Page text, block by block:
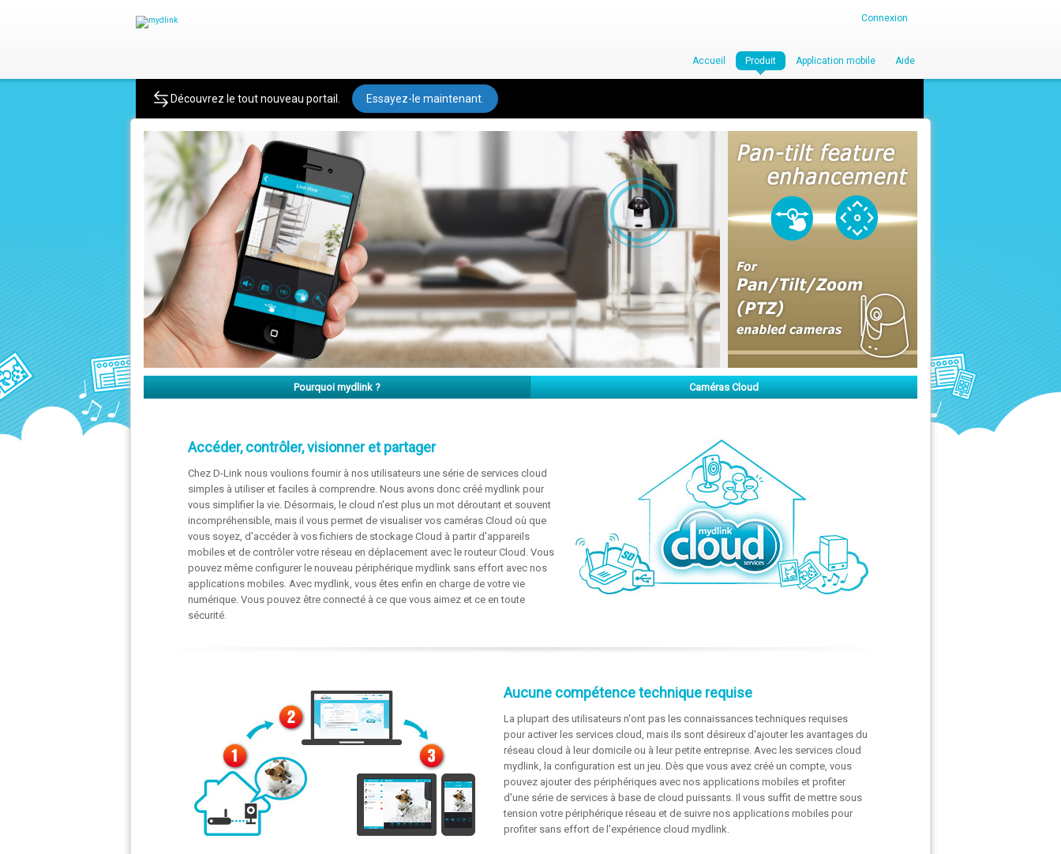
Connexion
Accueil Produit Application mobile Aide
Découvrez le tout nouveau portail. Essayez-le maintenant.
Produit
Pourquoi mydlink ? Caméras Cloud
Accéder, contrôler, visionner et partager
Chez D-Link nous voulions fournir à nos utilisateurs une série de services cloud
simples à utiliser et faciles à comprendre. Nous avons donc créé mydlink pour
vous simplifier la vie. Désormais, le cloud n'est plus un mot déroutant et souvent
incompréhensible, mais il vous permet de visualiser vos caméras Cloud où que
vous soyez, d'accéder à vos fichiers de stockage Cloud à partir d'appareils
mobiles et de contrôler votre réseau en déplacement avec le routeur Cloud. Vous
pouvez même configurer le nouveau périphérique mydlink sans effort avec nos
applications mobiles. Avec mydlink, vous êtes enfin en charge de votre vie
numérique. Vous pouvez être connecté à ce que vous aimez et ce en toute
sécurité.
Aucune compétence technique requise
La plupart des utilisateurs n'ont pas les connaissances techniques requises
pour activer les services cloud, mais ils sont désireux d'ajouter les avantages du
réseau cloud à leur domicile ou à leur petite entreprise. Avec les services cloud
mydlink, la configuration est un jeu. Dès que vous avez créé un compte, vous
pouvez ajouter des périphériques avec nos applications mobiles et profiter
d'une série de services à base de cloud puissants. Il vous suffit de mettre sous
tension votre périphérique réseau et de suivre nos applications mobiles pour
profiter sans effort de l'expérience cloud mydlink.